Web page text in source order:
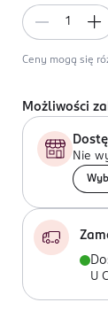
Ceny mogą się
Możliwości
Nie
U